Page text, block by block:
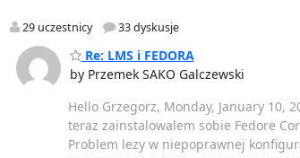
29 uczestnicy 33 dyskusje
Re: LMS i FEDORA
by Przemek SAKO Galczewski
Hello Grzegorz, Monday, January 10,
teraz zainstalowalem sobie Fedore
Problem lezy w niepoprawnej